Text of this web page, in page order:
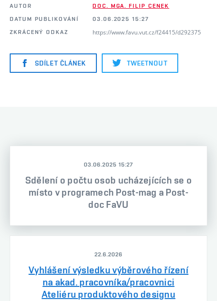
AUTOR
DOC. MGA. FILIP CENEK
DATUM PUBLIKOVÁNÍ
03.06.2025 15:27
ZKRÁCENÝ ODKAZ
https://www.favu.vut.cz/f24415/d292375
SDÍLET ČLÁNEK TWEETNOUT
03.06.2025 15:27
Sdělení o počtu osob ucházejících se o
místo v programech Post-mag a Post-
doc FaVU
22.6.2026
Vyhlášení výsledku výběrového řízení
na akad. pracovníka/pracovnici
Ateliéru produktového designu